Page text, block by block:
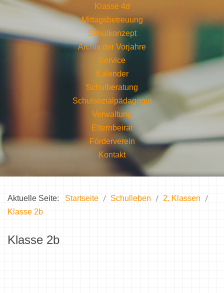
Klasse 4d
Mittagsbetreuung
Schulkonzept
Archiv der Vorjahre
Service
Kalender
Schulberatung
Schulsozialpädagogin
Verwaltung
Elternbeirat
Förderverein
Kontakt
Aktuelle Seite: Startseite Schulleben
2. Klassen
Klasse 2b
Klasse 2b